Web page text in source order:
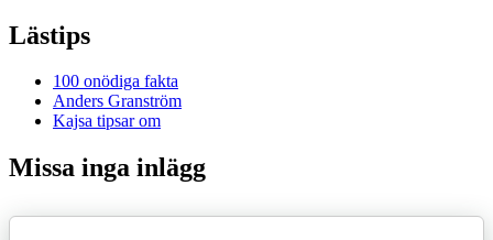
Lästips
100 onödiga fakta
Anders Granström
Kajsa tipsar om
Missa inga inlägg